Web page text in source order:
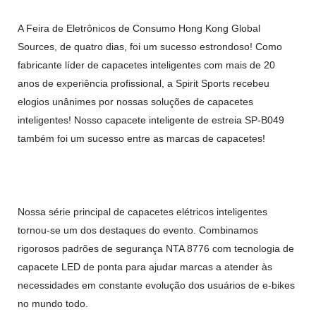
A Feira de Eletrônicos de Consumo Hong Kong Global
Sources, de quatro dias, foi um sucesso estrondoso! Como
fabricante líder de capacetes inteligentes com mais de 20
anos de experiência profissional, a Spirit Sports recebeu
elogios unânimes por nossas soluções de capacetes
inteligentes! Nosso capacete inteligente de estreia SP-B049
também foi um sucesso entre as marcas de capacetes!
Nossa série principal de capacetes elétricos inteligentes
tornou-se um dos destaques do evento. Combinamos
rigorosos padrões de segurança NTA 8776 com tecnologia de
capacete LED de ponta para ajudar marcas a atender às
necessidades em constante evolução dos usuários de e-bikes
no mundo todo.